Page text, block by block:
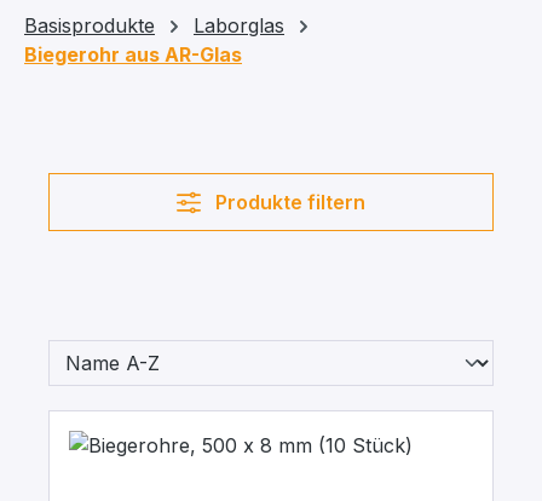
Basisprodukte
Laborglas
Biegerohr aus AR-Glas
Produkte filtern